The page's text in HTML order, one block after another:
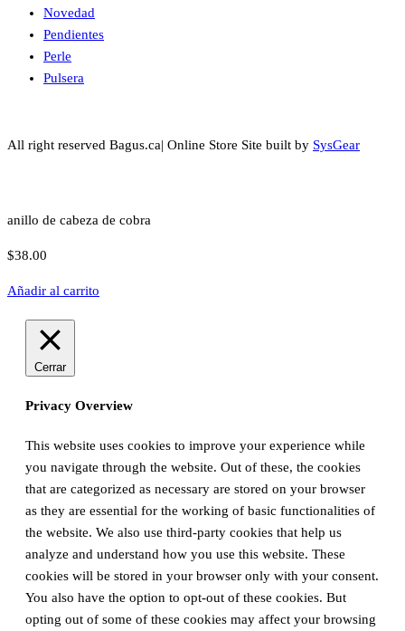
Novedad
Pendientes
Perle
Pulsera
All right reserved Bagus.ca| Online Store Site built by SysGear
anillo de cabeza de cobra
$38.00
Añadir al carrito
Cerrar
Privacy Overview
This website uses cookies to improve your experience while
you navigate through the website. Out of these, the cookies
that are categorized as necessary are stored on your browser
as they are essential for the working of basic functionalities of
the website. We also use third-party cookies that help us
analyze and understand how you use this website. These
cookies will be stored in your browser only with your consent.
You also have the option to opt-out of these cookies. But
opting out of some of these cookies may affect your browsing